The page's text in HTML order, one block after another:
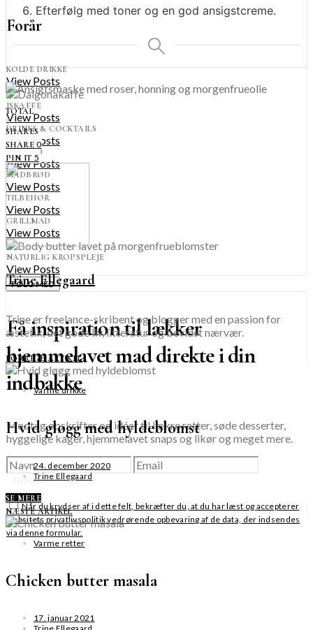
Forår
KOLDE DRIKKE
View Posts
ISKAFFE
View Posts
DRINKS & COCKTAILS
View Posts
BÅLMAD
View Posts
MADBRØD
View Posts
TILBEHØR
View Posts
GRILLMAD
View Posts
NATURLIG KROPSPLEJE
View Posts
FØLG MED
Få inspiration til lækker
hjemmelavet mad direkte i din
indbakke
Modtag opskrifter og idéer til lækre retter, søde desserter,
hyggelige kager, hjemmelavet snaps og likør og meget mere.
TILMELD
Når du krydser af i dette felt, bekræfter du, at du har læst og accepterer
websitets privatlivspolitik vedrørende opbevaring af de data, der indsendes
via denne formular.
Efterfølg med toner og en god ansigstcreme.
TOTAL
5
SHARES
SHARE 0
PIN IT 5
Trine Ellegaard
Trine er freelance-skribent og blogger med en passion for
æstetik, det gode liv, litteratur og bevidst nærvær.
FORRIGE ARTIKEL
Varme drikke
Hvid gløgg med hyldeblomst
24. december 2020
Trine Ellegaard
SE MERE
NÆSTE ARTIKEL
Varme retter
Chicken butter masala
17. januar 2021